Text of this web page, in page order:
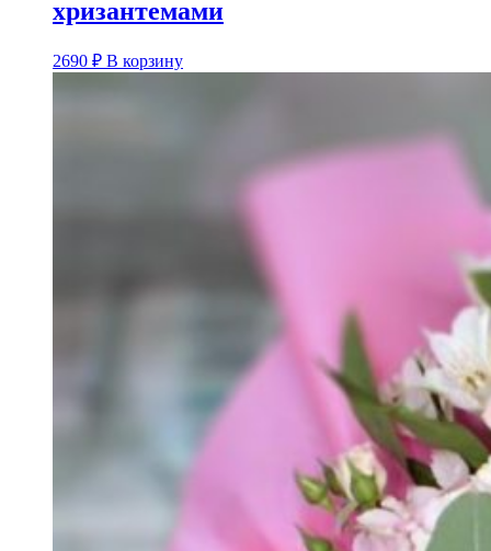
хризантемами
2690 ₽ В корзину